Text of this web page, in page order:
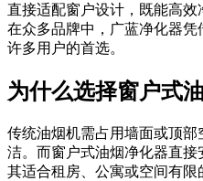
直接适配窗户设计，既能高效
在众多品牌中，广蓝净化器
许多用户的首选。
为什么选择窗户式
传统油烟机需占用墙面或顶
洁。而窗户式油烟净化器直
其适合租房、公寓或空间有限